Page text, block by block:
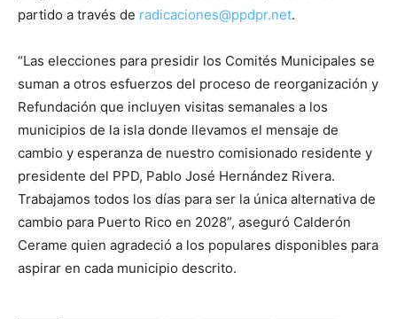
partido a través de radicaciones@ppdpr.net.
“Las elecciones para presidir los Comités Municipales se
suman a otros esfuerzos del proceso de reorganización y
Refundación que incluyen visitas semanales a los
municipios de la isla donde llevamos el mensaje de
cambio y esperanza de nuestro comisionado residente y
presidente del PPD, Pablo José Hernández Rivera.
Trabajamos todos los días para ser la única alternativa de
cambio para Puerto Rico en 2028”, aseguró Calderón
Cerame quien agradeció a los populares disponibles para
aspirar en cada municipio descrito.